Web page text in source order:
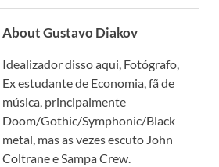
About Gustavo Diakov
Idealizador disso aqui, Fotógrafo,
Ex estudante de Economia, fã de
música, principalmente
Doom/Gothic/Symphonic/Black
metal, mas as vezes escuto John
Coltrane e Sampa Crew.